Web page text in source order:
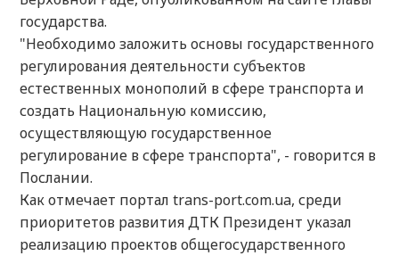
государства.
"Необходимо заложить основы государственного
регулирования деятельности субъектов
естественных монополий в сфере транспорта и
создать Национальную комиссию,
осуществляющую государственное
регулирование в сфере транспорта", - говорится в
Послании.
Как отмечает портал trans-port.com.ua, среди
приоритетов развития ДТК Президент указал
реализацию проектов общегосударственного